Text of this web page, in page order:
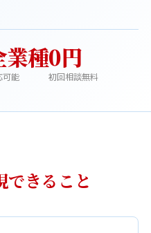
業種
可能
0円
初回相談無料
できること